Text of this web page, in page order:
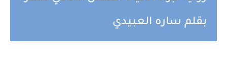
بقلم ساره العبيدي